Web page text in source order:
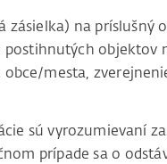
zásielka) na príslušný
objektov
mesta,
sú vyrozumievaní
prípade sa o